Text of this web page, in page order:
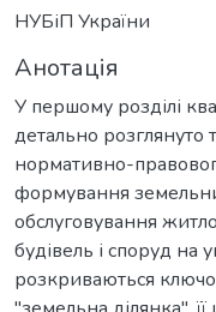
НУБіП України
Анотація
У першому розділі
детально розглянуто
нормативно-
формування
обслуговування
будівель і споруд
розкриваються